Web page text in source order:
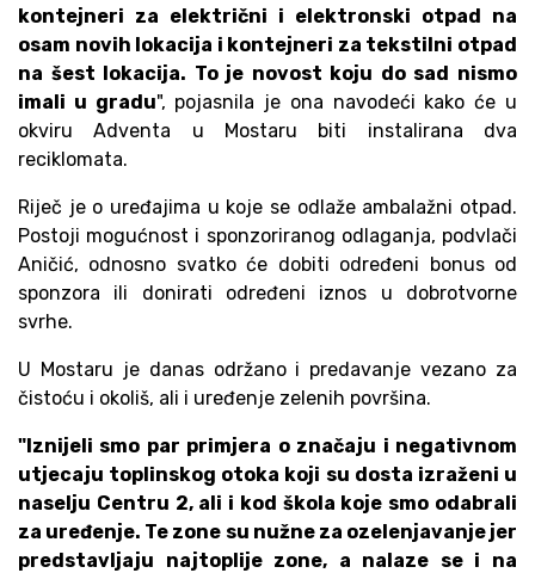
kontejneri za električni i elektronski otpad na
osam novih lokacija i kontejneri za tekstilni otpad
na šest lokacija. To je novost koju do sad nismo
imali u gradu", pojasnila je ona navodeći kako će u
okviru Adventa u Mostaru biti instalirana dva
reciklomata.
Riječ je o uređajima u koje se odlaže ambalažni otpad.
Postoji mogućnost i sponzoriranog odlaganja, podvlači
Aničić, odnosno svatko će dobiti određeni bonus od
sponzora ili donirati određeni iznos u dobrotvorne
svrhe.
U Mostaru je danas održano i predavanje vezano za
čistoću i okoliš, ali i uređenje zelenih površina.
"Iznijeli smo par primjera o značaju i negativnom
utjecaju toplinskog otoka koji su dosta izraženi u
naselju Centru 2, ali i kod škola koje smo odabrali
za uređenje. Te zone su nužne za ozelenjavanje jer
predstavljaju najtoplije zone, a nalaze se i na